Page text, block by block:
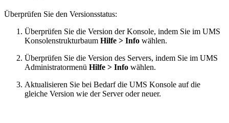
Überprüfen Sie den Versionsstatus:
Überprüfen Sie die Version der Konsole, indem Sie im UMS
Konsolenstrukturbaum Hilfe > Info wählen.
Überprüfen Sie die Version des Servers, indem Sie im UMS
Administratormenü Hilfe > Info wählen.
Aktualisieren Sie bei Bedarf die UMS Konsole auf die
gleiche Version wie der Server oder neuer.